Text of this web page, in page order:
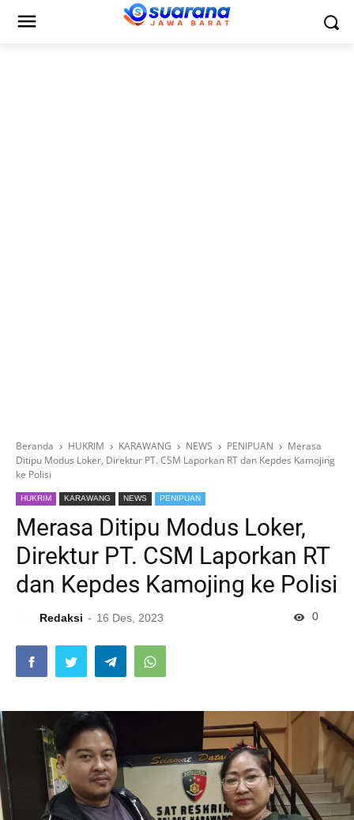
Beranda HUKRIM KARAWANG NEWS PENIPUAN
Merasa
Ditipu Modus Loker, Direktur PT. CSM Laporkan RT dan Kepdes Kamojing
ke Polisi
HUKRIM KARAWANG NEWS PENIPUAN
Merasa Ditipu Modus Loker,
Direktur PT. CSM Laporkan RT
dan Kepdes Kamojing ke Polisi
Redaksi 16 Des, 2023 0